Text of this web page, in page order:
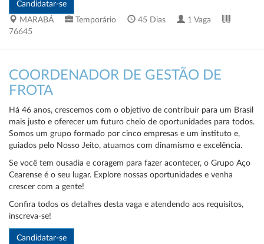
MARABÁ Temporário 45 Dias
1 Vaga
76645
COORDENADOR DE GESTÃO DE
FROTA
Há 46 anos, crescemos com o objetivo de contribuir para um Brasil
mais justo e oferecer um futuro cheio de oportunidades para todos.
Somos um grupo formado por cinco empresas e um instituto e,
guiados pelo Nosso Jeito, atuamos com dinamismo e excelência.
Se você tem ousadia e coragem para fazer acontecer, o Grupo Aço
Cearense é o seu lugar. Explore nossas oportunidades e venha
crescer com a gente!
Confira todos os detalhes desta vaga e atendendo aos requisitos,
inscreva-se!